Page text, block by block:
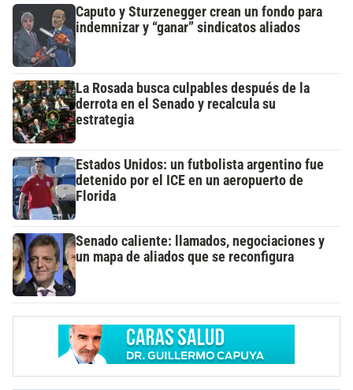
Caputo y Sturzenegger crean un fondo para
indemnizar y “ganar” sindicatos aliados
La Rosada busca culpables después de la
derrota en el Senado y recalcula su
estrategia
Estados Unidos: un futbolista argentino fue
detenido por el ICE en un aeropuerto de
Florida
Senado caliente: llamados, negociaciones y
un mapa de aliados que se reconfigura